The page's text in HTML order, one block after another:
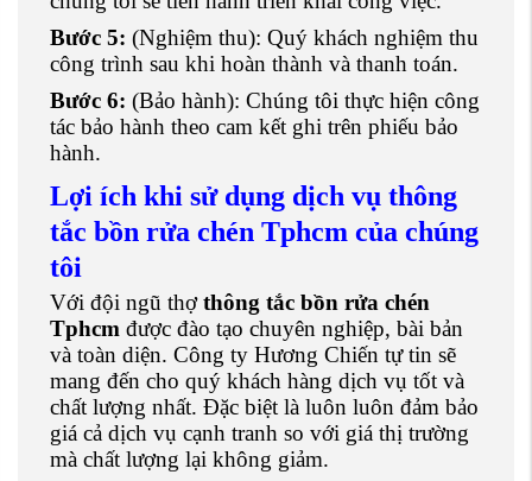
Bước 5: (Nghiệm thu): Quý khách nghiệm thu
công trình sau khi hoàn thành và thanh toán.
Bước 6: (Bảo hành): Chúng tôi thực hiện công
tác bảo hành theo cam kết ghi trên phiếu bảo
hành.
Lợi ích khi sử dụng dịch vụ thông
tắc bồn rửa chén Tphcm của chúng
tôi
Với đội ngũ thợthông tắc bồn rửa chén
Tphcm được đào tạo chuyên nghiệp, bài bản
và toàn diện. Công ty Hương Chiến tự tin sẽ
mang đến cho quý khách hàng dịch vụ tốt và
chất lượng nhất. Đặc biệt là luôn luôn đảm bảo
giá cả dịch vụ cạnh tranh so với giá thị trường
mà chất lượng lại không giảm.